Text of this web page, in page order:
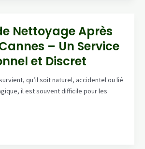
Nettoyage Après
– Un Service
et Discret
qu’il soit naturel, accidentel ou lié
il est souvent difficile pour les